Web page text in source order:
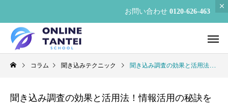
お問い合わせ 0120-626-463
コラム 聞き込みテクニック 聞き込み調査の効果と活用法！情報活用の秘訣を徹底解説
聞き込み調査の効果と活用法！情報活用の秘訣を